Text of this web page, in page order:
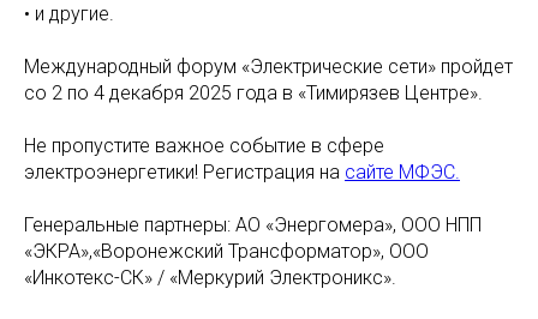
• и другие.
Международный форум «Электрические сети» пройдет
со 2 по 4 декабря 2025 года в «Тимирязев Центре».
Не пропустите важное событие в сфере
электроэнергетики! Регистрация на сайте МФЭС.
Генеральные партнеры: АО «Энергомера», ООО НПП
«ЭКРА»,«Воронежский Трансформатор», ООО
«Инкотекс-СК» / «Меркурий Электроникс».